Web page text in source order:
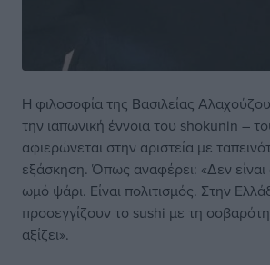
Η φιλοσοφία της Βασιλείας
την ιαπωνική έννοια του shokunin –
αφιερώνεται στην αριστεία με
εξάσκηση. Όπως αναφέρει: «Δεν
ωμό ψάρι. Είναι πολιτισμός. Στην
προσεγγίζουν το sushi με τη
αξίζει».